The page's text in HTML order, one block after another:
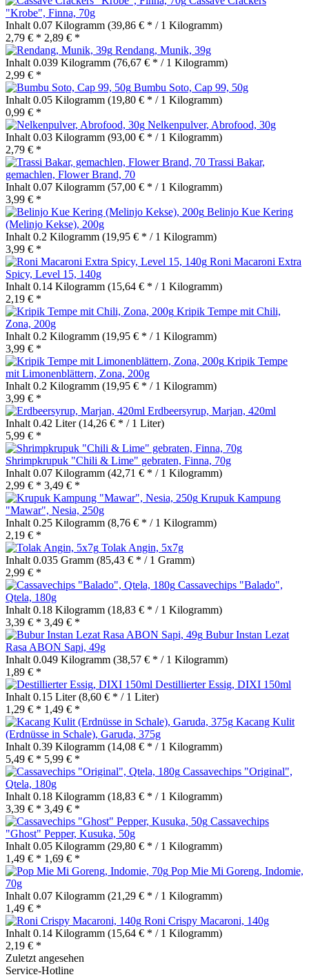
"Krobe", Finna, 70g
Inhalt 0.07 Kilogramm (39,86 € * / 1 Kilogramm)
2,79 € * 2,89 € *
Rendang, Munik, 39g
Inhalt 0.039 Kilogramm (76,67 € * / 1 Kilogramm)
2,99 € *
Bumbu Soto, Cap 99, 50g
Inhalt 0.05 Kilogramm (19,80 € * / 1 Kilogramm)
0,99 € *
Nelkenpulver, Abrofood, 30g
Inhalt 0.03 Kilogramm (93,00 € * / 1 Kilogramm)
2,79 € *
Trassi Bakar,
gemachlen, Flower Brand, 70
Inhalt 0.07 Kilogramm (57,00 € * / 1 Kilogramm)
3,99 € *
Belinjo Kue Kering
(Melinjo Kekse), 200g
Inhalt 0.2 Kilogramm (19,95 € * / 1 Kilogramm)
3,99 € *
Roni Macaroni Extra
Spicy, Level 15, 140g
Inhalt 0.14 Kilogramm (15,64 € * / 1 Kilogramm)
2,19 € *
Kripik Tempe mit Chili,
Zona, 200g
Inhalt 0.2 Kilogramm (19,95 € * / 1 Kilogramm)
3,99 € *
Kripik Tempe
mit Limonenblättern, Zona, 200g
Inhalt 0.2 Kilogramm (19,95 € * / 1 Kilogramm)
3,99 € *
Erdbeersyrup, Marjan, 420ml
Inhalt 0.42 Liter(14,26 € * / 1 Liter)
5,99 € *
Shrimpkrupuk "Chili & Lime" gebraten, Finna, 70g
Inhalt 0.07 Kilogramm (42,71 € * / 1 Kilogramm)
2,99 € * 3,49 € *
Krupuk Kampung
"Mawar", Nesia, 250g
Inhalt 0.25 Kilogramm (8,76 € * / 1 Kilogramm)
2,19 € *
Tolak Angin, 5x7g
Inhalt 0.035 Gramm (85,43 € * / 1 Gramm)
2,99 € *
Cassavechips "Balado",
Qtela, 180g
Inhalt 0.18 Kilogramm (18,83 € * / 1 Kilogramm)
3,39 € * 3,49 € *
Bubur Instan Lezat
Rasa ABON Sapi, 49g
Inhalt 0.049 Kilogramm (38,57 € * / 1 Kilogramm)
1,89 € *
Destillierter Essig, DIXI 150ml
Inhalt 0.15 Liter(8,60 € * / 1 Liter)
1,29 € * 1,49 € *
Kacang Kulit
(Erdnüsse in Schale), Garuda, 375g
Inhalt 0.39 Kilogramm (14,08 € * / 1 Kilogramm)
5,49 € * 5,99 € *
Cassavechips "Original",
Qtela, 180g
Inhalt 0.18 Kilogramm (18,83 € * / 1 Kilogramm)
3,39 € * 3,49 € *
Cassavechips
"Ghost" Pepper, Kusuka, 50g
Inhalt 0.05 Kilogramm (29,80 € * / 1 Kilogramm)
1,49 € * 1,69 € *
Pop Mie Mi Goreng, Indomie,
70g
Inhalt 0.07 Kilogramm (21,29 € * / 1 Kilogramm)
1,49 € *
Roni Crispy Macaroni, 140g
Inhalt 0.14 Kilogramm (15,64 € * / 1 Kilogramm)
2,19 € *
Zuletzt angesehen
Service-Hotline